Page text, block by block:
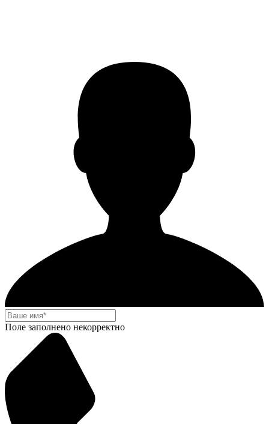
Поле заполнено некорректно